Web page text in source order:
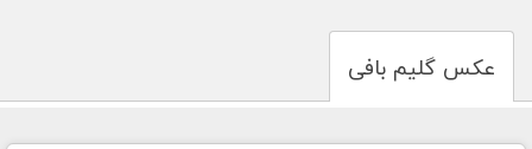
عکس گلیم بافی